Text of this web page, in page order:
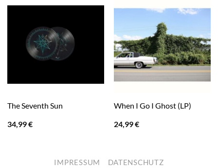
The Seventh Sun
34,99€
When I Go I Ghost (LP)
24,99€
IMPRESSUM DATENSCHUTZ